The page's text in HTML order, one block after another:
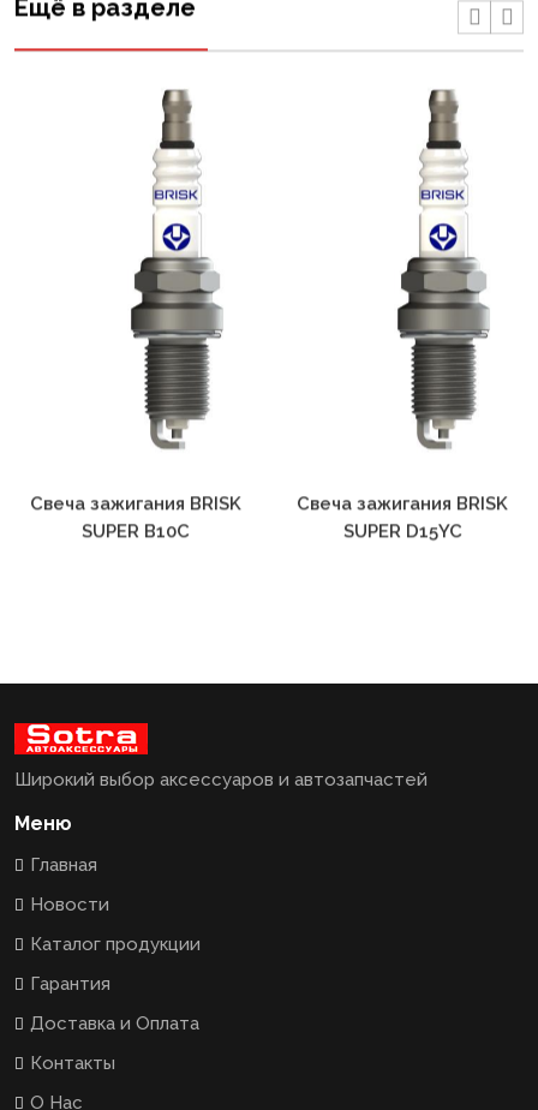
SUPER B10C
SUPER D15YC
Широкий выбор аксессуаров и автозапчастей
Меню
Главная
Новости
Каталог продукции
Гарантия
Доставка и Оплата
Контакты
О Нас